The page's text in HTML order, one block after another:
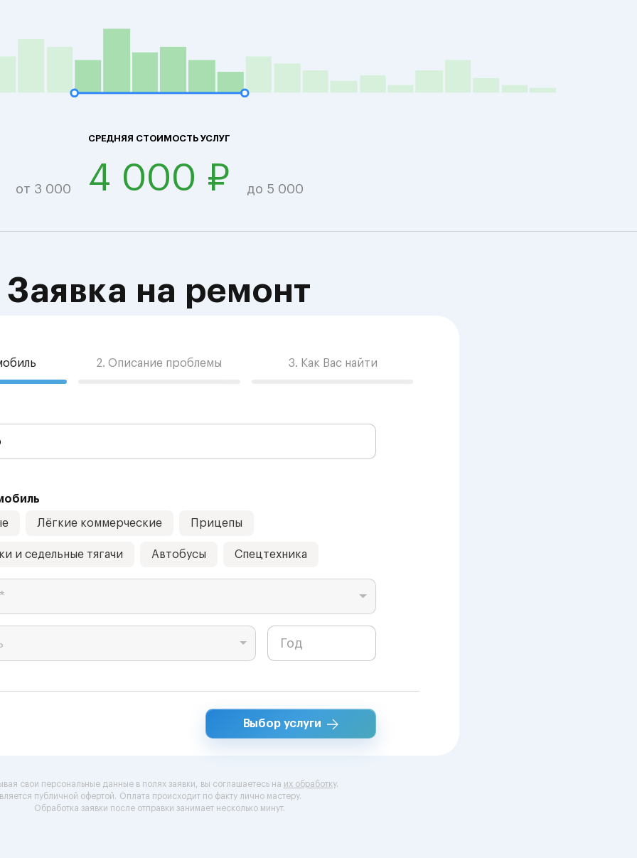
СРЕДНЯЯ СТОИМОСТЬ УСЛУГ
от 3 000 4 000 ₽ до 5 000
Заявка на ремонт
2. Описание проблемы 3. Как Вас найти
Лёгкие коммерческие Прицепы
и седельные тягачи Автобусы Спецтехника
Выбор услуги
свои персональные данные в полях заявки, вы соглашаетесь на их обработку.
публичной офертой. Оплата происходит по факту лично мастеру.
Обработка заявки после отправки занимает несколько минут.